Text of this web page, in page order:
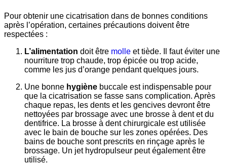
Pour obtenir une cicatrisation dans de bonnes conditions
après l’opération, certaines précautions doivent être
respectées :
L’alimentation doit être molle et tiède. Il faut éviter une
nourriture trop chaude, trop épicée ou trop acide,
comme les jus d’orange pendant quelques jours.
Une bonne hygiène buccal e est indispensable pour
que la cicatrisation se fasse sans complication. Après
chaque repas, les dents et les gencives devront être
nettoyées par brossage avec une brosse à dent et du
dentifrice. La brosse à dent chirurgicale est utilisée
avec le bain de bouche sur les zones opérées. Des
bains de bouche sont prescrits en rinçage après le
brossage. Un jet hydropulseur peut également être
utilisé.